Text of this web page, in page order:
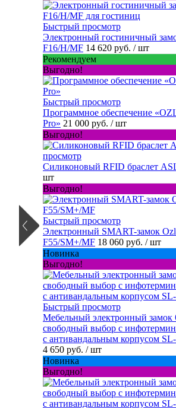
Быстрый просмотр
Электронный гостиничный
F16/H/MF 14 620 руб. / шт
Рекомендуем
Выгодно!
Быстрый просмотр
Программное обеспечение
Pro» 21 000 руб. / шт
Выгодно!
просмотр
Силиконовый RFID браслет
шт
Выгодно!
Быстрый просмотр
Электронный SMART-замок
F55/SM+/MF 18 060 руб. / шт
Новинка
Выгодно!
Быстрый просмотр
Мебельный электронный замок
свободный выбор с
с антивандальным корпусом
4 650 руб. / шт
Новинка
Выгодно!